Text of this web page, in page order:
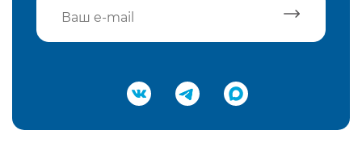
Подтвердить e-mail